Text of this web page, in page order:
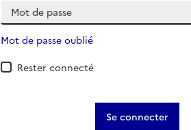
Mot de passe oublié
Rester connecté
Se connecter